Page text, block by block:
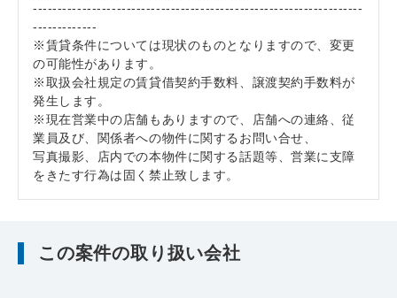
-------------------------------------------------------------------
-------------
※賃貸条件については現状のものとなりますので、変更
の可能性があります。
※取扱会社規定の賃貸借契約手数料、譲渡契約手数料が
発生します。
※現在営業中の店舗もありますので、店舗への連絡、従
業員及び、関係者への物件に関するお問い合せ、
写真撮影、店内での本物件に関する話題等、営業に支障
をきたす行為は固く禁止致します。
この案件の取り扱い会社